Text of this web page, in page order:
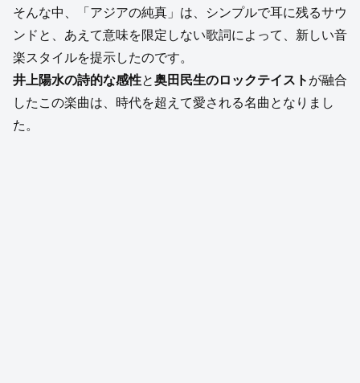
そんな中、「アジアの純真」は、シンプルで耳に残るサウ
ンドと、あえて意味を限定しない歌詞によって、新しい音
楽スタイルを提示したのです。
井上陽水の詩的な感性と奥田民生のロックテイスト が融合
したこの楽曲は、時代を超えて愛される名曲となりまし
た。